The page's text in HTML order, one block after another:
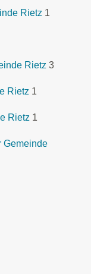
Rietz 1
Rietz 3
Rietz 1
Rietz 1
Gemeinde